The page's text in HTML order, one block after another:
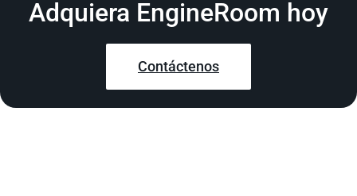
Adquiera EngineRoom hoy
Contáctenos